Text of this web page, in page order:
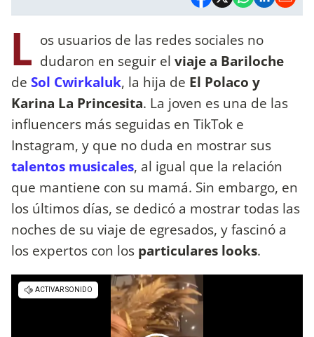
L os usuarios de las redes sociales no
dudaron en seguir el viaje a Bariloche
de Sol Cwirkaluk, la hija de El Polaco y
Karina La Princesita. La joven es una de las
influencers más seguidas en TikTok e
Instagram, y que no duda en mostrar sus
talentos musicales, al igual que la relación
que mantiene con su mamá. Sin embargo, en
los últimos días, se dedicó a mostrar todas las
noches de su viaje de egresados, y fascinó a
los expertos con los particulares looks.